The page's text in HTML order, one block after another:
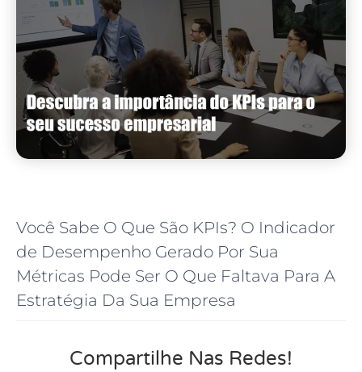
Você Sabe O Que São KPIs? O Indicador
de Desempenho Gerado Por Sua
Métricas Pode Ser O Que Faltava Para A
Estratégia Da Sua Empresa
Compartilhe Nas Redes!